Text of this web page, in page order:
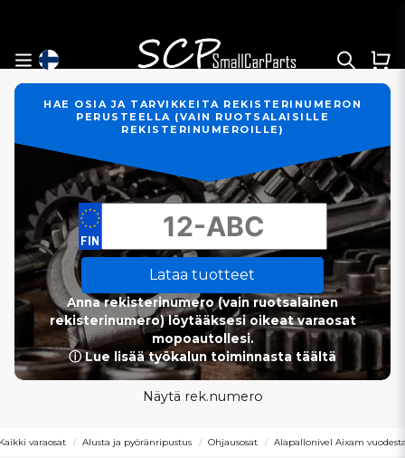
HAE OSIA JA TARVIKKEITA REKISTERINUMERON
PERUSTEELLA (VAIN RUOTSALAISILLE
REKISTERINUMEROILLE)
Lataa tuotteet
Anna rekisterinumero (vain ruotsalainen
rekisterinumero) löytääksesi oikeat varaosat
mopoautollesi.
ⓘ Lue lisää työkalun toiminnasta täältä
Näytä rek.numero
varaosat Alusta ja pyöränripustus Ohjausosat Alapallonivel Aixam